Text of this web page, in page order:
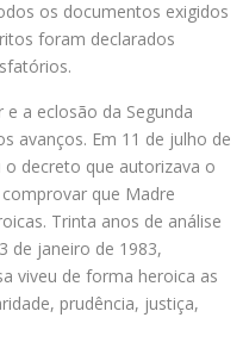
os documentos exigidos
foram declarados
a eclosão da Segunda
avanços. Em 11 de julho de
o decreto que autorizava o
que Madre
Trinta anos de análise
de janeiro de 1983,
viveu de forma heroica as
prudência, justiça,